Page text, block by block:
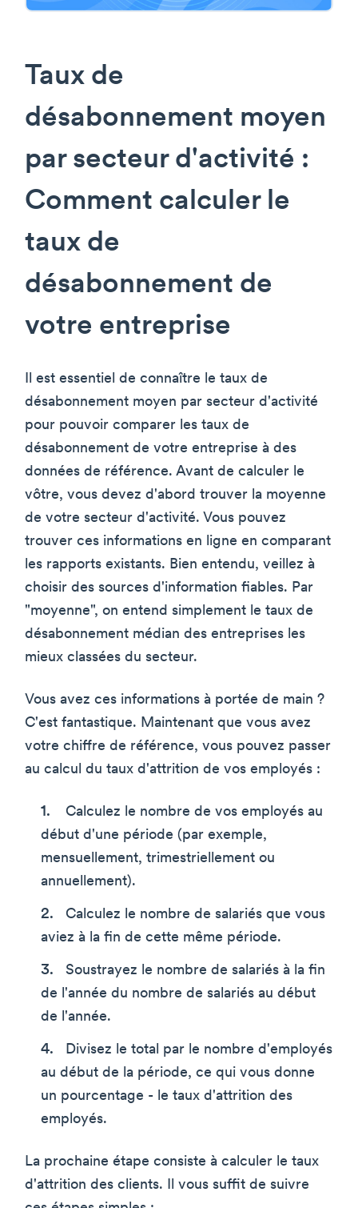
Taux de
désabonnement moyen
par secteur d'activité :
Comment calculer le
taux de
désabonnement de
votre entreprise
Il est essentiel de connaître le taux de
désabonnement moyen par secteur d'activité
pour pouvoir comparer les taux de
désabonnement de votre entreprise à des
données de référence. Avant de calculer le
vôtre, vous devez d'abord trouver la moyenne
de votre secteur d'activité. Vous pouvez
trouver ces informations en ligne en comparant
les rapports existants. Bien entendu, veillez à
choisir des sources d'information fiables. Par
"moyenne", on entend simplement le taux de
désabonnement médian des entreprises les
mieux classées du secteur.
Vous avez ces informations à portée de main ?
C'est fantastique. Maintenant que vous avez
votre chiffre de référence, vous pouvez passer
au calcul du taux d'attrition de vos employés :
Calculez le nombre de vos employés au
début d'une période (par exemple,
mensuellement, trimestriellement ou
annuellement).
Calculez le nombre de salariés que vous
aviez à la fin de cette même période.
Soustrayez le nombre de salariés à la fin
de l'année du nombre de salariés au début
de l'année.
Divisez le total par le nombre d'employés
au début de la période, ce qui vous donne
un pourcentage - le taux d'attrition des
employés.
La prochaine étape consiste à calculer le taux
d'attrition des clients. Il vous suffit de suivre